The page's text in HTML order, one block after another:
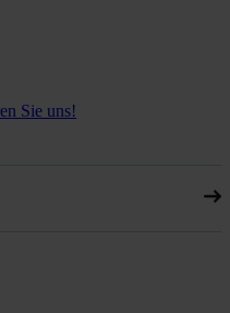
Sie uns!